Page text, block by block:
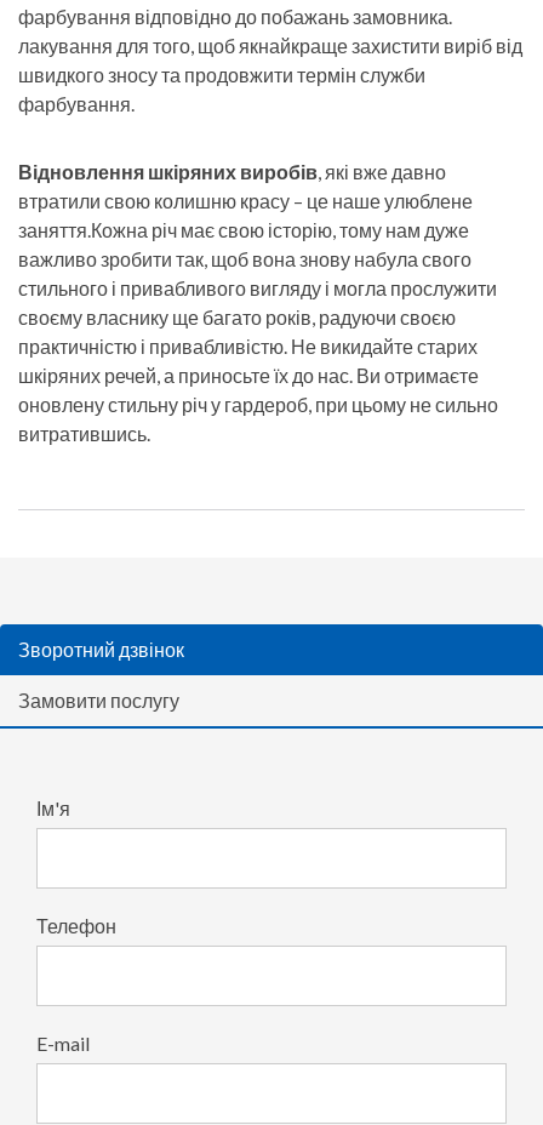
фарбування відповідно до побажань замовника.
лакування для того, щоб якнайкраще захистити виріб від
швидкого зносу та продовжити термін служби
фарбування.
Відновлення шкіряних виробів, які вже давно
втратили свою колишню красу – це наше улюблене
заняття.Кожна річ має свою історію, тому нам дуже
важливо зробити так, щоб вона знову набула свого
стильного і привабливого вигляду і могла прослужити
своєму власнику ще багато років, радуючи своєю
практичністю і привабливістю. Не викидайте старих
шкіряних речей, а приносьте їх до нас. Ви отримаєте
оновлену стильну річ у гардероб, при цьому не сильно
витратившись.
Зворотний дзвінок
Замовити послугу
Ім'я
Телефон
E-mail